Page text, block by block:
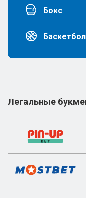
Бокс
Баскетбол
Легальные